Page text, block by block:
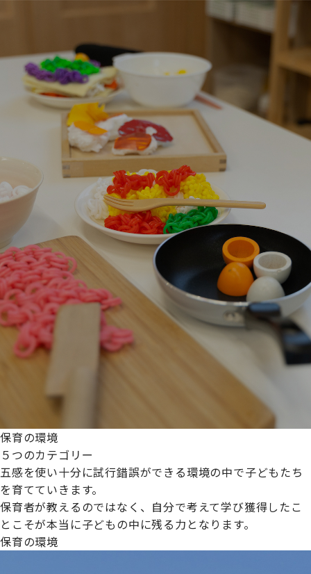
保育の環境
５つのカテゴリー
五感を使い十分に試行錯誤ができる環境の中で子どもたち
を育てていきます。
保育者が教えるのではなく、自分で考えて学び獲得したこ
とこそが本当に子どもの中に残る力となります。
保育の環境